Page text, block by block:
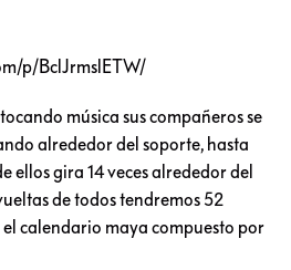
p/BclJrmslETW/
música sus compañeros se
alrededor del soporte, hasta
ellos gira 14 veces alrededor del
de todos tendremos 52
calendario maya compuesto por